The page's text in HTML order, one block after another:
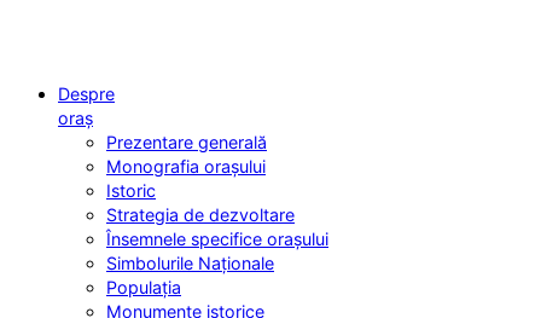
Despre
oraș
Prezentare generală
Monografia orașului
Istoric
Strategia de dezvoltare
Însemnele specifice orașului
Simbolurile Naționale
Populația
Monumente istorice